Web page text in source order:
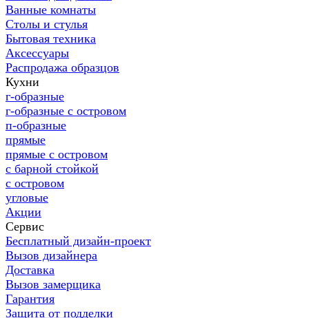
Ванные комнаты
Столы и стулья
Бытовая техника
Аксессуары
Распродажа образцов
Кухни
г-образные
г-образные с островом
п-образные
прямые
прямые с островом
с барной стойкой
с островом
угловые
Акции
Сервис
Бесплатный дизайн-проект
Вызов дизайнера
Доставка
Вызов замерщика
Гарантия
Защита от подделки